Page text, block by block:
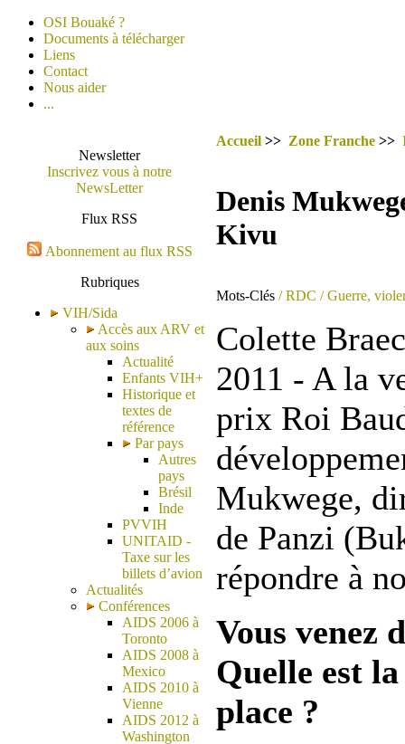
OSI Bouaké ?
Documents à télécharger
Liens
Contact
Nous aider
...
Newsletter
Inscrivez vous à notre
NewsLetter
Flux RSS
Abonnement au flux RSS
Rubriques
VIH/Sida
Accès aux ARV et
aux soins
Actualité
Enfants VIH+
Historique et
textes de
référence
Par pays
Autres
pays
Brésil
Inde
PVVIH
UNITAID -
Taxe sur les
billets d’avion
Actualités
Conférences
AIDS 2006 à
Toronto
AIDS 2008 à
Mexico
AIDS 2010 à
Vienne
AIDS 2012 à
Washington
Accueil >> Zone Franche >>
Denis
Kivu
Mots-Clés / RDC / Guerre,
Colette
2011 - A la
prix Roi
Mukwege,
de Panzi
répondre à
Vous venez
Quelle est
place ?